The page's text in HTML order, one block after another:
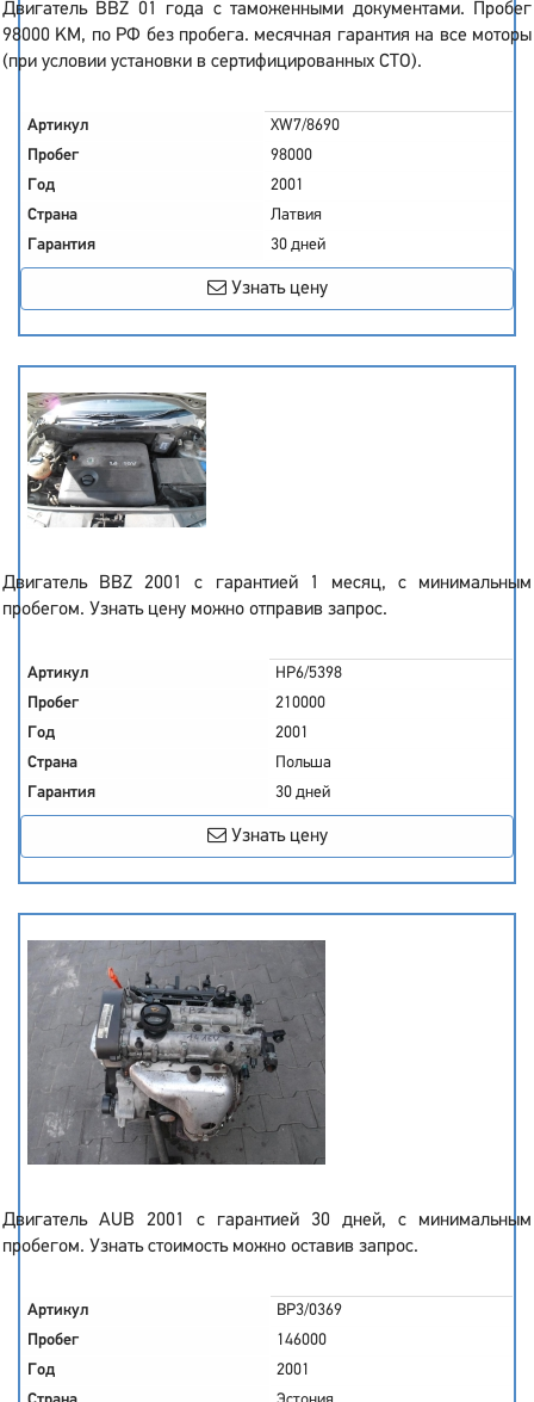
Двигатель BBZ 01 года с таможенными документами. Пробег
98000 KM, по РФ без пробега. месячная гарантия на все моторы
(при условии установки в сертифицированных СТО).
Артикул
XW7/8690
Пробег
98000
Год
2001
Страна
Латвия
Гарантия
30 дней
Узнать цену
Двигатель BBZ 2001 с гарантией 1 месяц, с минимальным
пробегом. Узнать цену можно отправив запрос.
Артикул
HP6/5398
Пробег
210000
Год
2001
Страна
Польша
Гарантия
30 дней
Узнать цену
Двигатель AUB 2001 с гарантией 30 дней, с минимальным
пробегом. Узнать стоимость можно оставив запрос.
Артикул
BP3/0369
Пробег
146000
Год
2001